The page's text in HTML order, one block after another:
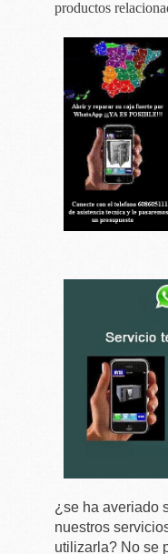
productos
¿se ha averiado
nuestros
utilizarla? No se